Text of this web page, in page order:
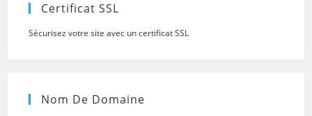
Certificat SSL
Sécurisez votre site avec un certificat SSL
Nom De Domaine